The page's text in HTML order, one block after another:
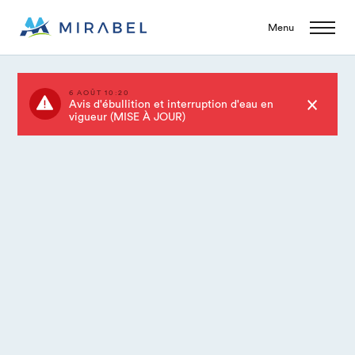
Menu
6 AOÛT 10:20
Avis d'ébullition et interruption d'eau en
vigueur (MISE À JOUR)